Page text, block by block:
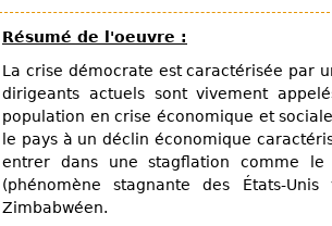
Résumé de l'oeuvre :
La crise démocrate est caractérisée par
dirigeants actuels sont vivement
population en crise économique et
le pays à un déclin économique
entrer dans une stagflation comme le
(phénomène stagnante des États-
Zimbabwéen.